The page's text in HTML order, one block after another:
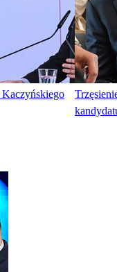
Kaczyńskiego